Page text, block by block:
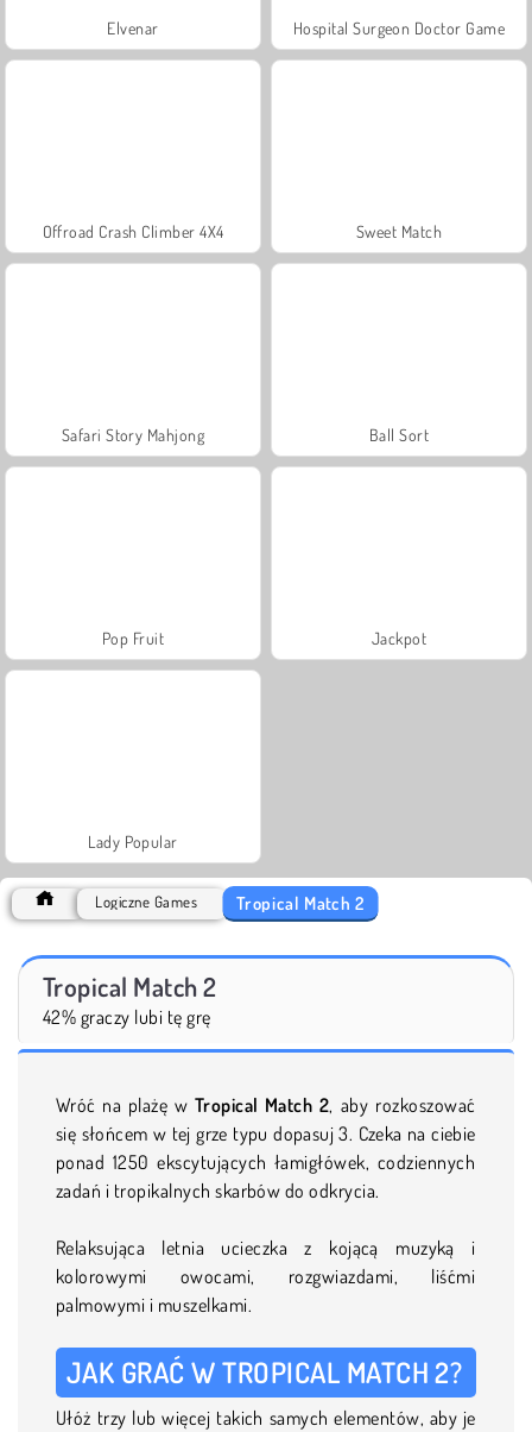
Elvenar Hospital Surgeon Doctor Game
Offroad Crash Climber 4X4 Sweet Match
Safari Story Mahjong Ball Sort
Pop Fruit Jackpot
Lady Popular
Logiczne Games Tropical Match 2
Tropical Match 2
42% graczy lubi tę grę
Wróć na plażę w Tropical Match 2, aby rozkoszować
się słońcem w tej grze typu dopasuj 3. Czeka na ciebie
ponad 1250 ekscytujących łamigłówek, codziennych
zadań i tropikalnych skarbów do odkrycia.
Relaksująca letnia ucieczka z kojącą muzyką i
kolorowymi owocami, rozgwiazdami, liśćmi
palmowymi i muszelkami.
JAK GRAĆ W TROPICAL MATCH 2?
Ułóż trzy lub więcej takich samych elementów, aby je